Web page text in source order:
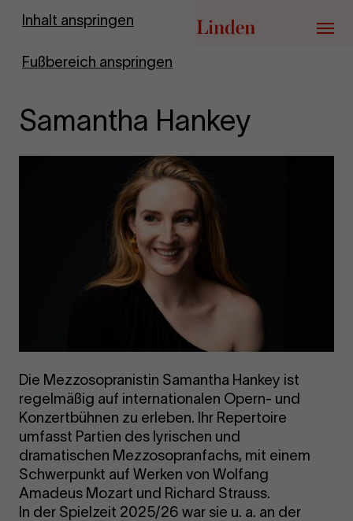
Inhalt anspringen
Fußbereich anspringen
Zur Startseite
Menü
Samantha Hankey
Die Mezzosopranistin Samantha Hankey ist
regelmäßig auf internationalen Opern- und
Konzertbühnen zu erleben. Ihr Repertoire
umfasst Partien des lyrischen und
dramatischen Mezzosopranfachs, mit einem
Schwerpunkt auf Werken von Wolfang
Amadeus Mozart und Richard Strauss.
In der Spielzeit 2025/26 war sie u. a. an der